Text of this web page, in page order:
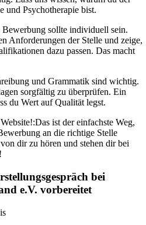
und Psychotherapie bist.
Bewerbung sollte individuell sein.
Anforderungen der Stelle und zeige,
dazu passen. Das macht
und Grammatik sind wichtig.
sorgfältig zu überprüfen. Ein
du Wert auf Qualität legst.
Das ist der einfachste Weg,
an die richtige Stelle
dir zu hören und stehen dir bei
bei
e.V. vorbereitet